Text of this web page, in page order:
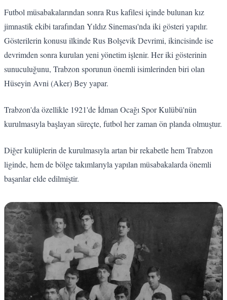
Futbol müsabakalarından sonra Rus kafilesi içinde bulunan kız
jimnastik ekibi tarafından Yıldız Sineması'nda iki gösteri yapılır.
Gösterilerin konusu ilkinde Rus Bolşevik Devrimi, ikincisinde ise
devrimden sonra kurulan yeni yönetim işlenir. Her iki gösterinin
sunuculuğunu, Trabzon sporunun önemli isimlerinden biri olan
Hüseyin Avni (Aker) Bey yapar.
Trabzon'da özellikle 1921'de İdman Ocağı Spor Kulübü'nün
kurulmasıyla başlayan süreçte, futbol her zaman ön planda olmuştur.
Diğer kulüplerin de kurulmasıyla artan bir rekabetle hem Trabzon
liginde, hem de bölge takımlarıyla yapılan müsabakalarda önemli
başarılar elde edilmiştir.